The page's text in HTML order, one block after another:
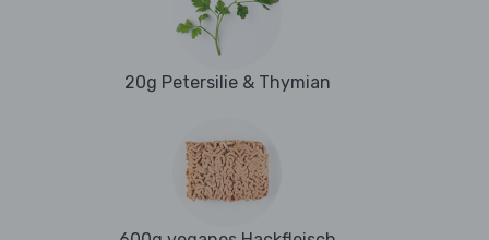
20g Petersilie & Thymian